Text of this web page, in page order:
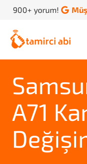
900+ yorum!
A71